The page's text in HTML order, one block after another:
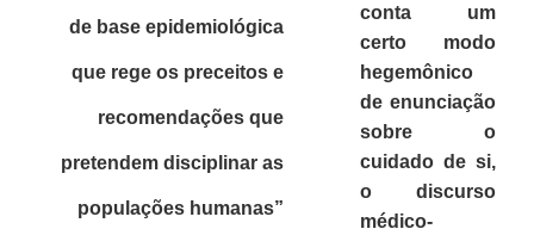
de base epidemiológica
que rege os preceitos e
recomendações que
pretendem disciplinar as
populações humanas”
conta um
certo modo
hegemônico
de enunciação
sobre o
cuidado de si,
o discurso
médico-